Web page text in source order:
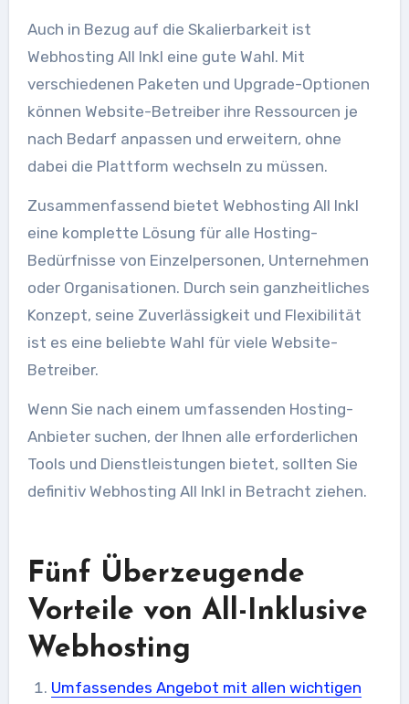
Auch in Bezug auf die Skalierbarkeit ist
Webhosting All Inkl eine gute Wahl. Mit
verschiedenen Paketen und Upgrade-Optionen
können Website-Betreiber ihre Ressourcen je
nach Bedarf anpassen und erweitern, ohne
dabei die Plattform wechseln zu müssen.
Zusammenfassend bietet Webhosting All Inkl
eine komplette Lösung für alle Hosting-
Bedürfnisse von Einzelpersonen, Unternehmen
oder Organisationen. Durch sein ganzheitliches
Konzept, seine Zuverlässigkeit und Flexibilität
ist es eine beliebte Wahl für viele Website-
Betreiber.
Wenn Sie nach einem umfassenden Hosting-
Anbieter suchen, der Ihnen alle erforderlichen
Tools und Dienstleistungen bietet, sollten Sie
definitiv Webhosting All Inkl in Betracht ziehen.
Fünf Überzeugende
Vorteile von All-Inklusive
Webhosting
Umfassendes Angebot mit allen wichtigen